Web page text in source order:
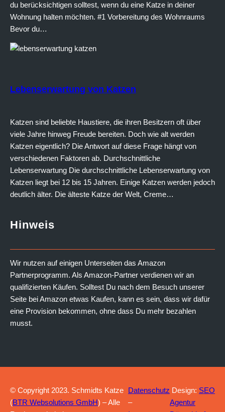
du berücksichtigen solltest, wenn du eine Katze in deiner
Wohnung halten möchten. #1 Vorbereitung des Wohnraums
Bevor du…
Lebenserwartung von Katzen
Katzen sind beliebte Haustiere, die ihren Besitzern oft über
viele Jahre hinweg Freude bereiten. Doch wie alt werden
Katzen eigentlich? Die Antwort auf diese Frage hängt von
verschiedenen Faktoren ab. Durchschnittliche
Lebenserwartung Die durchschnittliche Lebenserwartung von
Katzen liegt bei 12 bis 15 Jahren. Einige Katzen werden jedoch
deutlich älter. Die älteste Katze der Welt, Creme…
Hinweis
Wir nutzen auf einigen Unterseiten das Amazon
Partnerprogramm. Als Amazon-Partner verdienen wir an
qualifizierten Käufen. Solltest Du nach dem Besuch unserer
Seite bei Amazon etwas Kaufen, kann es sein, dass wir dafür
eine Provision bekommen, ohne dass Du mehr bezahlen
musst.
© Copyright 2023. Schmidts Katze
(BTR Websolutions GmbH) – Alle
Datenschutz
–
Design: SEO
Agentur